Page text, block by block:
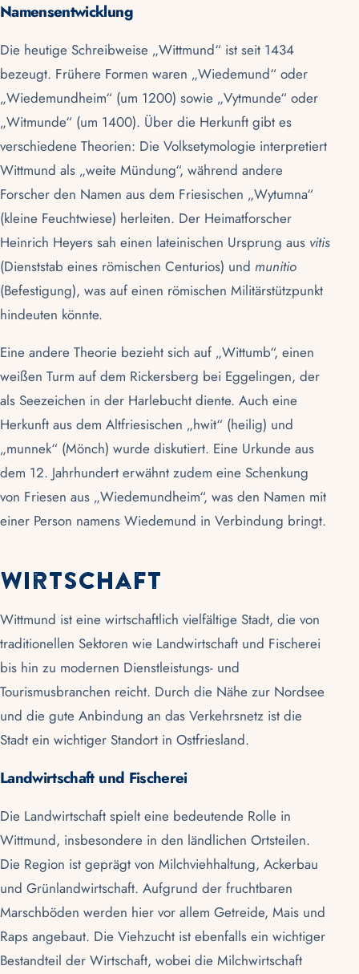
Namensentwicklung
Die heutige Schreibweise „Wittmund“ ist seit 1434
bezeugt. Frühere Formen waren „Wiedemund“ oder
„Wiedemundheim“ (um 1200) sowie „Vytmunde“ oder
„Witmunde“ (um 1400). Über die Herkunft gibt es
verschiedene Theorien: Die Volksetymologie interpretiert
Wittmund als „weite Mündung“, während andere
Forscher den Namen aus dem Friesischen „Wytumna“
(kleine Feuchtwiese) herleiten. Der Heimatforscher
Heinrich Heyers sah einen lateinischen Ursprung aus vitis
(Dienststab eines römischen Centurios) und munitio
(Befestigung), was auf einen römischen Militärstützpunkt
hindeuten könnte.
Eine andere Theorie bezieht sich auf „Wittumb“, einen
weißen Turm auf dem Rickersberg bei Eggelingen, der
als Seezeichen in der Harlebucht diente. Auch eine
Herkunft aus dem Altfriesischen „hwit“ (heilig) und
„munnek“ (Mönch) wurde diskutiert. Eine Urkunde aus
dem 12. Jahrhundert erwähnt zudem eine Schenkung
von Friesen aus „Wiedemundheim“, was den Namen mit
einer Person namens Wiedemund in Verbindung bringt.
Wirtschaft
Wittmund ist eine wirtschaftlich vielfältige Stadt, die von
traditionellen Sektoren wie Landwirtschaft und Fischerei
bis hin zu modernen Dienstleistungs- und
Tourismusbranchen reicht. Durch die Nähe zur Nordsee
und die gute Anbindung an das Verkehrsnetz ist die
Stadt ein wichtiger Standort in Ostfriesland.
Landwirtschaft und Fischerei
Die Landwirtschaft spielt eine bedeutende Rolle in
Wittmund, insbesondere in den ländlichen Ortsteilen.
Die Region ist geprägt von Milchviehhaltung, Ackerbau
und Grünlandwirtschaft. Aufgrund der fruchtbaren
Marschböden werden hier vor allem Getreide, Mais und
Raps angebaut. Die Viehzucht ist ebenfalls ein wichtiger
Bestandteil der Wirtschaft, wobei die Milchwirtschaft